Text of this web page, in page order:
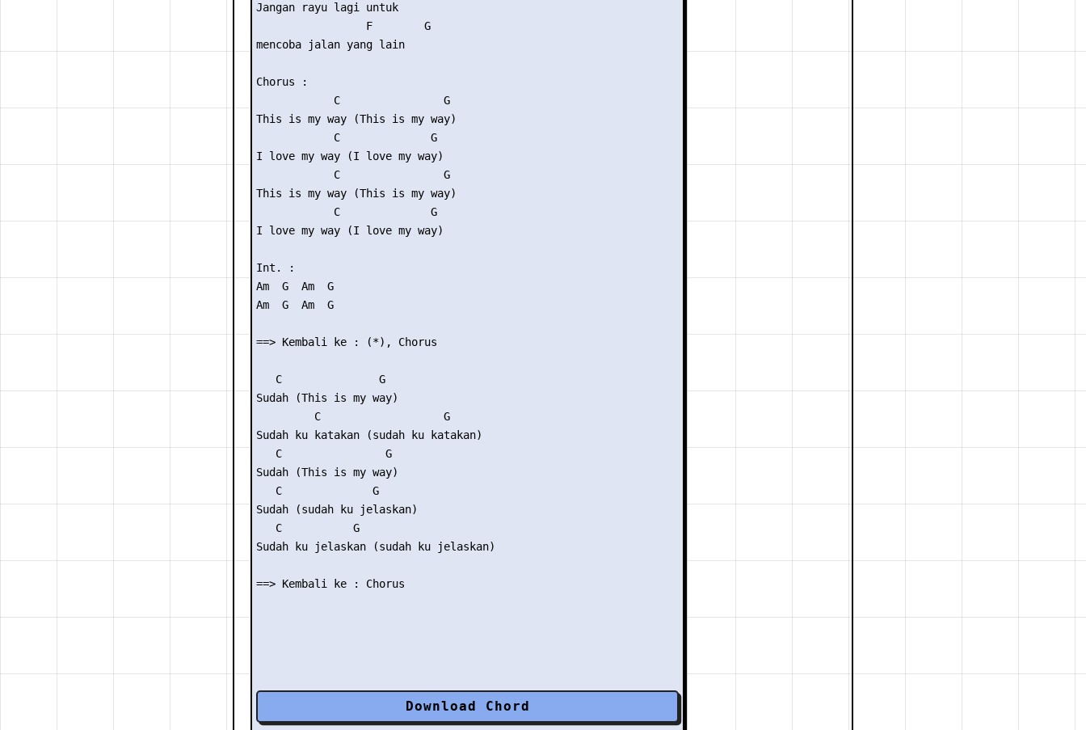
Jangan rayu lagi untuk
                 F        G
mencoba jalan yang lain
Chorus :
            C                G
This is my way (This is my way)
            C              G
I love my way (I love my way)
            C                G
This is my way (This is my way)
            C              G
I love my way (I love my way)
Int. :
Am  G  Am  G
Am  G  Am  G
==> Kembali ke : (*), Chorus
   C               G
Sudah (This is my way)
         C                   G
Sudah ku katakan (sudah ku katakan)
   C                G
Sudah (This is my way)
   C              G
Sudah (sudah ku jelaskan)
   C           G
Sudah ku jelaskan (sudah ku jelaskan)
Download Chord